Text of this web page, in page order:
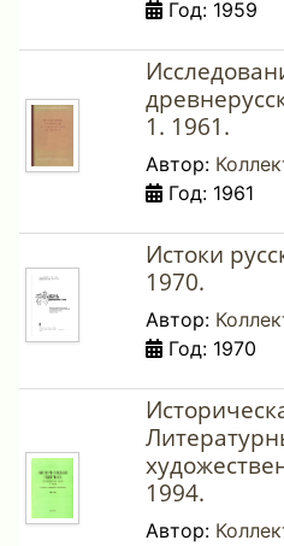
Год: 1959
1. 1961.
Автор:
Год: 1961
Истоки
1970.
Автор:
Год: 1970
1994.
Автор: